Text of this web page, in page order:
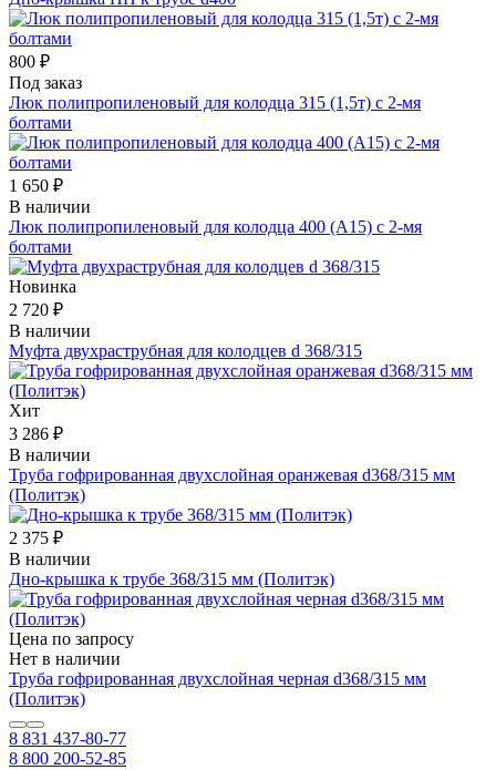
800 ₽
Под заказ
Люк полипропиленовый для колодца 315 (1,5т) с 2-мя
болтами
1 650 ₽
В наличии
Люк полипропиленовый для колодца 400 (А15) с 2-мя
болтами
Новинка
2 720 ₽
В наличии
Муфта двухраструбная для колодцев d 368/315
Хит
3 286 ₽
В наличии
Труба гофрированная двухслойная оранжевая d368/315 мм
(Политэк)
2 375 ₽
В наличии
Дно-крышка к трубе 368/315 мм (Политэк)
Цена по запросу
Нет в наличии
Труба гофрированная двухслойная черная d368/315 мм
(Политэк)
8 831 437-80-77
8 800 200-52-85